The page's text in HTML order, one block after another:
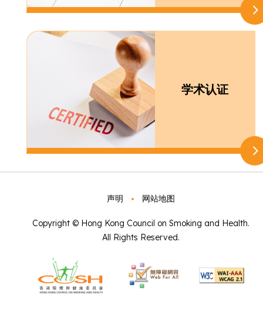
学术认证
声明 网站地图
Copyright © Hong Kong Council on Smoking and Health.
All Rights Reserved.